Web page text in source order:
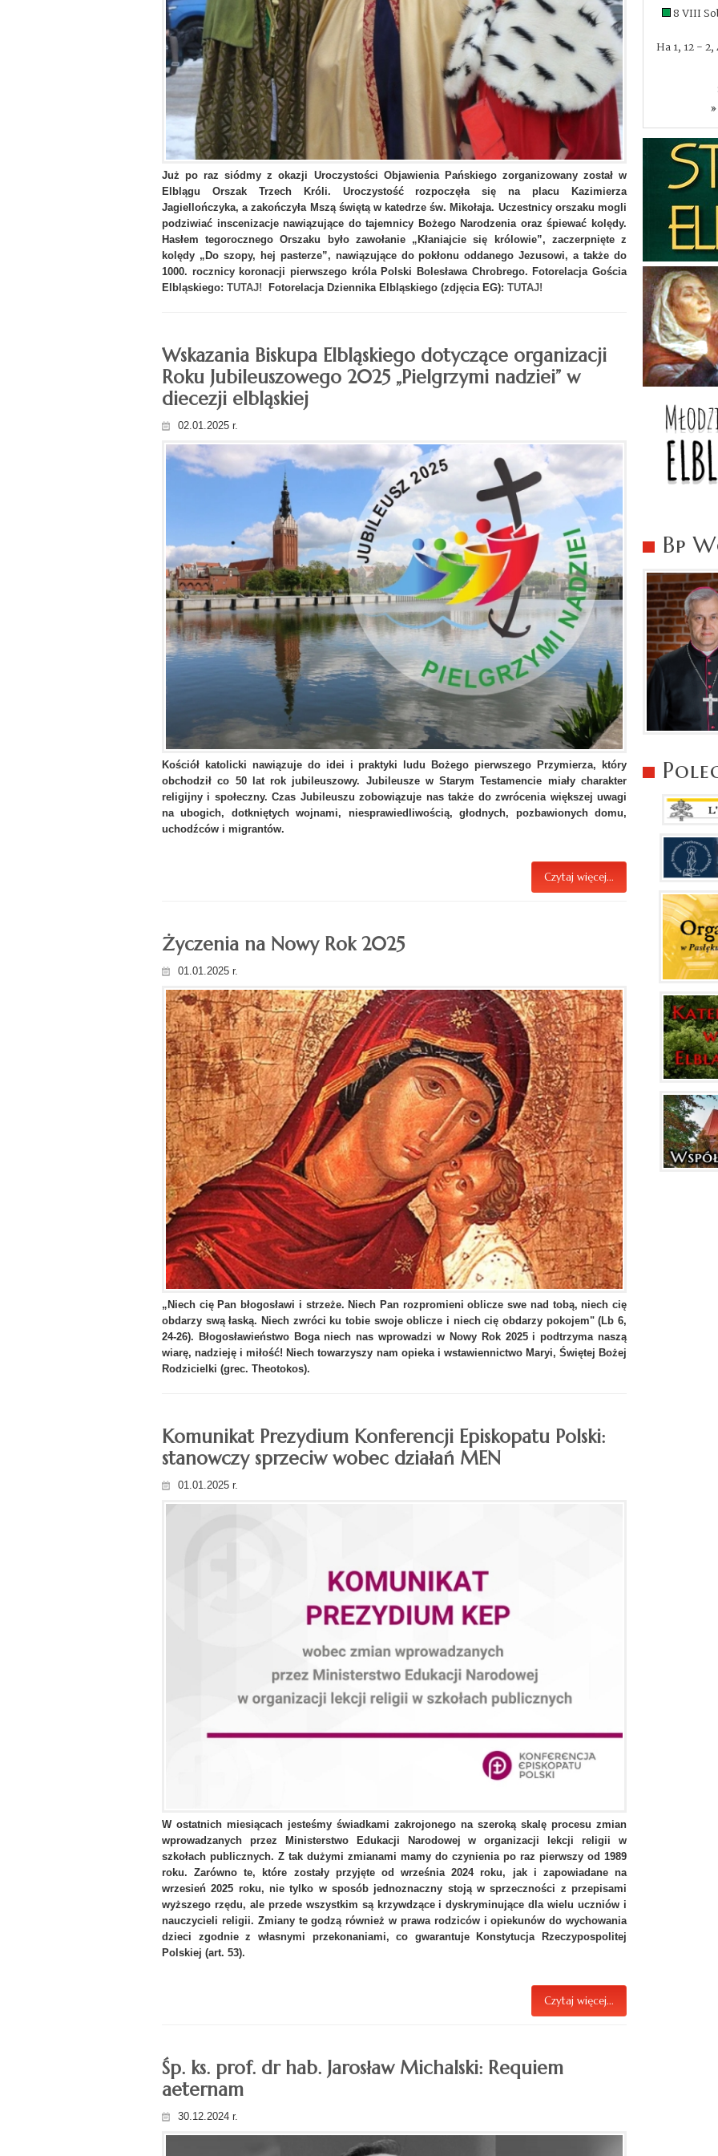
Już po raz siódmy z okazji Uroczystości Objawienia Pańskiego zorganizowany został w
Elblągu Orszak Trzech Króli. Uroczystość rozpoczęła się na placu Kazimierza
Jagiellończyka, a zakończyła Mszą świętą w katedrze św. Mikołaja. Uczestnicy orszaku mogli
podziwiać inscenizacje nawiązujące do tajemnicy Bożego Narodzenia oraz śpiewać kolędy.
Hasłem tegorocznego Orszaku było zawołanie „Kłaniajcie się królowie”, zaczerpnięte z
kolędy „Do szopy, hej pasterze”, nawiązujące do pokłonu oddanego Jezusowi, a także do
1000. rocznicy koronacji pierwszego króla Polski Bolesława Chrobrego. Fotorelacja Gościa
Elbląskiego: TUTAJ! Fotorelacja Dziennika Elbląskiego (zdjęcia EG): TUTAJ!
Wskazania Biskupa Elbląskiego dotyczące organizacji
Roku Jubileuszowego 2025 „Pielgrzymi nadziei” w
diecezji elbląskiej
02.01.2025 r.
Kościół katolicki nawiązuje do idei i praktyki ludu Bożego pierwszego Przymierza, który
obchodził co 50 lat rok jubileuszowy. Jubileusze w Starym Testamencie miały charakter
religijny i społeczny. Czas Jubileuszu zobowiązuje nas także do zwrócenia większej uwagi
na ubogich, dotkniętych wojnami, niesprawiedliwością, głodnych, pozbawionych domu,
uchodźców i migrantów.
Czytaj więcej...
Życzenia na Nowy Rok 2025
01.01.2025 r.
„Niech cię Pan błogosławi i strzeże. Niech Pan rozpromieni oblicze swe nad tobą, niech cię
obdarzy swą łaską. Niech zwróci ku tobie swoje oblicze i niech cię obdarzy pokojem" (Lb 6,
24-26). Błogosławieństwo Boga niech nas wprowadzi w Nowy Rok 2025 i podtrzyma naszą
wiarę, nadzieję i miłość! Niech towarzyszy nam opieka i wstawiennictwo Maryi, Świętej Bożej
Rodzicielki (grec. Theotokos).
Komunikat Prezydium Konferencji Episkopatu Polski:
stanowczy sprzeciw wobec działań MEN
01.01.2025 r.
W ostatnich miesiącach jesteśmy świadkami zakrojonego na szeroką skalę procesu zmian
wprowadzanych przez Ministerstwo Edukacji Narodowej w organizacji lekcji religii w
szkołach publicznych. Z tak dużymi zmianami mamy do czynienia po raz pierwszy od 1989
roku. Zarówno te, które zostały przyjęte od września 2024 roku, jak i zapowiadane na
wrzesień 2025 roku, nie tylko w sposób jednoznaczny stoją w sprzeczności z przepisami
wyższego rzędu, ale przede wszystkim są krzywdzące i dyskryminujące dla wielu uczniów i
nauczycieli religii. Zmiany te godzą również w prawa rodziców i opiekunów do wychowania
dzieci zgodnie z własnymi przekonaniami, co gwarantuje Konstytucja Rzeczypospolitej
Polskiej (art. 53).
Czytaj więcej...
Śp. ks. prof. dr hab. Jarosław Michalski: Requiem
aeternam
30.12.2024 r.
8 VIII
Ha 1, 12 -
Bp